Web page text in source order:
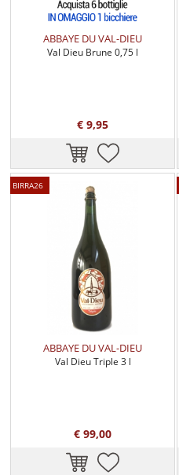
ABBAYE DU VAL-DIEU
Val Dieu Brune 0,75 l
€ 9,95
BIRRA26
ABBAYE DU VAL-DIEU
Val Dieu Triple 3 l
€ 99,00